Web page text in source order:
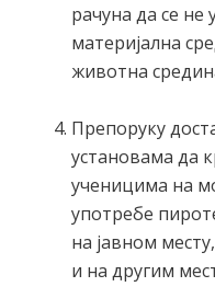
рачуна да се не
материјална
животна
Препоруку
установама да
ученицима на
употребе
на јавном
и на другим